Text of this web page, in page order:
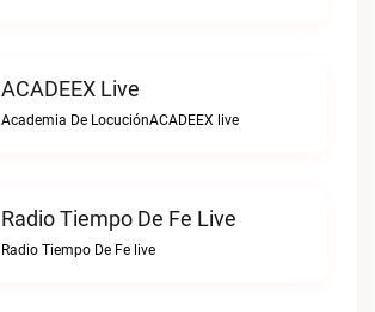
ACADEEX Live
Academia De LocuciónACADEEX live
Radio Tiempo De Fe Live
Radio Tiempo De Fe live